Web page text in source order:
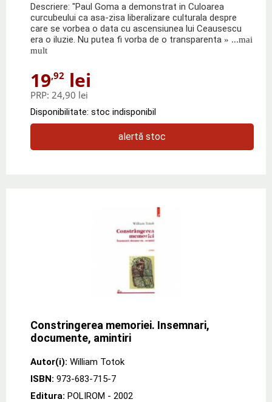
Descriere: "Paul Goma a demonstrat in Culoarea
curcubeului ca asa-zisa liberalizare culturala despre
care se vorbea o data cu ascensiunea lui Ceausescu
era o iluzie. Nu putea fi vorba de o transparenta » ...mai
mult
19,92 lei
PRP: 24,90 lei
Disponibilitate: stoc indisponibil
alertă stoc
Constringerea memoriei. Insemnari,
documente, amintiri
Autor(i): William Totok
ISBN: 973-683-715-7
Editura: POLIROM - 2002